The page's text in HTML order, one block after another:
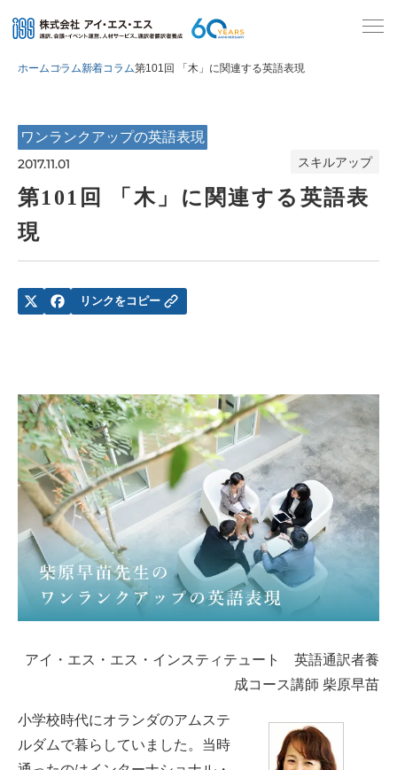
ホームコラム新着コラム第101回 「木」に関連する英語表現
ワンランクアップの英語表現
2017.11.01 スキルアップ
第101回 「木」に関連する英語表
現
リンクをコピー
アイ・エス・エス・インスティテュート 英語通訳者養
成コース講師 柴原早苗
小学校時代にオランダのアムステ
ルダムで暮らしていました。当時